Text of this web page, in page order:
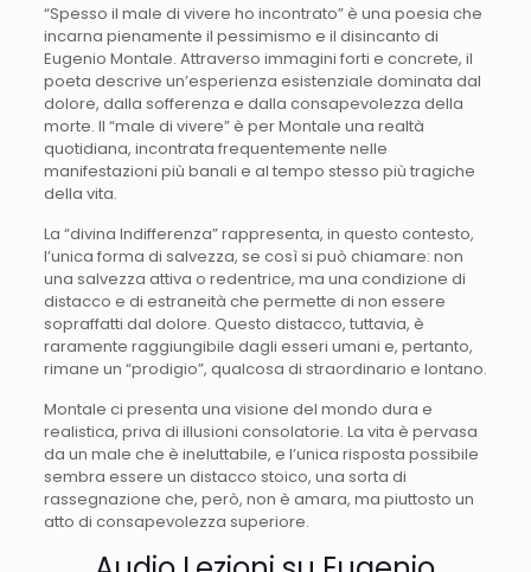
“Spesso il male di vivere ho incontrato” è una poesia che
incarna pienamente il pessimismo e il disincanto di
Eugenio Montale. Attraverso immagini forti e concrete, il
poeta descrive un’esperienza esistenziale dominata dal
dolore, dalla sofferenza e dalla consapevolezza della
morte. Il “male di vivere” è per Montale una realtà
quotidiana, incontrata frequentemente nelle
manifestazioni più banali e al tempo stesso più tragiche
della vita.
La “divina Indifferenza” rappresenta, in questo contesto,
l’unica forma di salvezza, se così si può chiamare: non
una salvezza attiva o redentrice, ma una condizione di
distacco e di estraneità che permette di non essere
sopraffatti dal dolore. Questo distacco, tuttavia, è
raramente raggiungibile dagli esseri umani e, pertanto,
rimane un “prodigio”, qualcosa di straordinario e lontano.
Montale ci presenta una visione del mondo dura e
realistica, priva di illusioni consolatorie. La vita è pervasa
da un male che è ineluttabile, e l’unica risposta possibile
sembra essere un distacco stoico, una sorta di
rassegnazione che, però, non è amara, ma piuttosto un
atto di consapevolezza superiore.